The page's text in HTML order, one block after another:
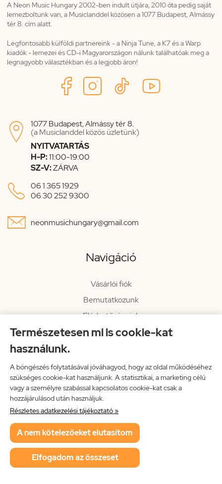
Természetesen mi is cookie-kat
használunk.
A böngészés folytatásával jóváhagyod, hogy az oldal működéséhez
szükséges cookie-kat használjunk. A statisztikai, a marketing célú
vagy a személyre szabással kapcsolatos cookie-kat csak a
hozzájárulásod után használjuk.
Részletes adatkezelési tájékoztató »
A nem kötelezőeket elutasítom
Elfogadom az összeset
A Neon Music Hungary 2002-ben indult útjára, 2010 óta pedig saját
lemezboltunk van, a Musiclanddel közösen a 1077 Budapest, Almássy
tér 8. cím alatt.
Legfontosabb külföldi partnereink - a Ninja Tune, a K7 és a Warp
kiadók - lemezei és CD-i Magyarországon nálunk találhatóak meg a
legnagyobb választékban és a legjobb áron!

1077 Budapest, Almássy tér 8.
(a Musiclanddel közös üzletünk)
NYITVATARTÁS
H-P:11:00-19:00
SZ-V:ZÁRVA
 06 1 365 1929
06 30 252 9300
 neonmusichungary@gmail.com
Navigáció
Vásárlói fiók
Bemutatkozunk
Elérhetőségeink
Hírlevél
Impresszum
Vissza a főoldalra
Neon Music Hungary Bt.
ÁSZF
Adatkezelési tájékoztató